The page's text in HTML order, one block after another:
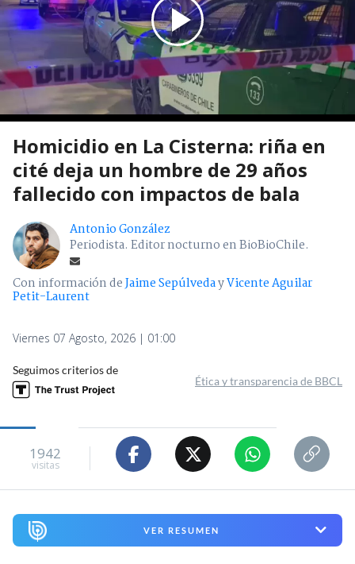
Homicidio en La Cisterna: riña en
cité deja un hombre de 29 años
fallecido con impactos de bala
Antonio González
Periodista. Editor nocturno en BioBioChile.
Con información deJaime SepúlvedayVicente Aguilar
Petit-Laurent
Viernes 07 Agosto, 2026 | 01:00
Seguimos criterios de
Ética y transparencia de BBCL
1942
visitas
VER RESUMEN